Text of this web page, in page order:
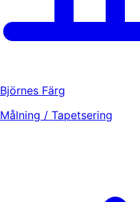
Björnes Färg
Målning / Tapetsering